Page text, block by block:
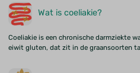
Wat is coeliakie?
Coeliakie is een chronische darmziekte
eiwit gluten, dat zit in de graansoorten